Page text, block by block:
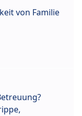
von Familie